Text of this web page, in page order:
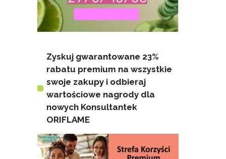
Zyskuj gwarantowane 23%
rabatu premium na wszystkie
swoje zakupy i odbieraj
wartościowe nagrody dla
nowych Konsultantek
ORIFLAME